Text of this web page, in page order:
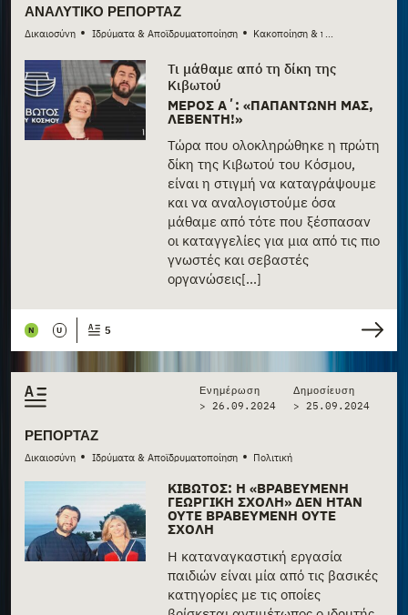
ΑΝΑΛΥΤΙΚΌ ΡΕΠΟΡΤΆΖ
Δικαιοσύνη • Ιδρύματα & Αποϊδρυματοποίηση • Κακοποίηση & παραμέληση
...
Τι μάθαμε από τη δίκη της
Κιβωτού
ΜΈΡΟΣ Α΄: «ΠΑΠΑΝΤΏΝΗ ΜΑΣ,
ΛΕΒΈΝΤΗ!»
Τώρα που ολοκληρώθηκε η πρώτη
δίκη της Κιβωτού του Κόσμου,
είναι η στιγμή να καταγράψουμε
και να αναλογιστούμε όσα
μάθαμε από τότε που ξέσπασαν
οι καταγγελίες για μια από τις πιο
γνωστές και σεβαστές
οργανώσεις[...]
N U 5
ΡΕΠΟΡΤΆΖ
Δικαιοσύνη • Ιδρύματα & Αποϊδρυματοποίηση • Πολιτική
Ενημέρωση
> 26.09.2024
Δημοσίευση
> 25.09.2024
ΚΙΒΩΤΌΣ: Η «ΒΡΑΒΕΥΜΈΝΗ
ΓΕΩΡΓΙΚΉ ΣΧΟΛΉ» ΔΕΝ ΉΤΑΝ
ΟΎΤΕ ΒΡΑΒΕΥΜΈΝΗ ΟΎΤΕ
ΣΧΟΛΉ
Η καταναγκαστική εργασία
παιδιών είναι μία από τις βασικές
κατηγορίες με τις οποίες